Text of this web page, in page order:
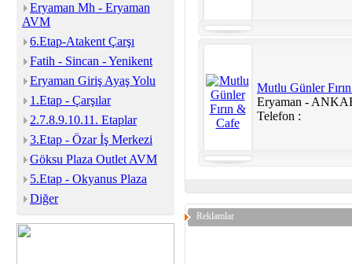
Eryaman Mh - Eryaman
AVM
6.Etap-Atakent Çarşı
Fatih - Sincan - Yenikent
Eryaman Giriş Ayaş Yolu
1.Etap - Çarşılar
2.7.8.9.10.11. Etaplar
3.Etap - Özar İş Merkezi
Göksu Plaza Outlet AVM
5.Etap - Okyanus Plaza
Diğer
Mutlu Günler
Eryaman -
Telefon :
Reklamlar